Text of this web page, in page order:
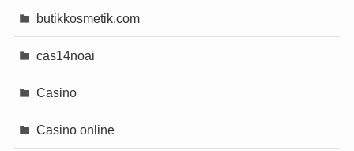
butikkosmetik.com
cas14noai
Casino
Casino online